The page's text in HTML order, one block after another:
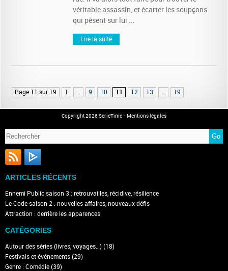
véritable assassin, et écarter les soupçons
qui pèsent sur lui ...
Lire la suite
Page 11 sur 19 1 … 9 10 11 12 13 … 19
Copyright 2026 SerieTime - Mentions légales
ARTICLES RÉCENTS
Ennemi Public saison 3 : retrouvailles, récidive, résilience
Le Code saison 2 : nouvelles affaires, nouveaux défis
Attraction : derrière les apparences
CATÉGORIES
Autour des séries (livres, voyages…) (18)
Festivals et événements (29)
Genre : Comédie (39)